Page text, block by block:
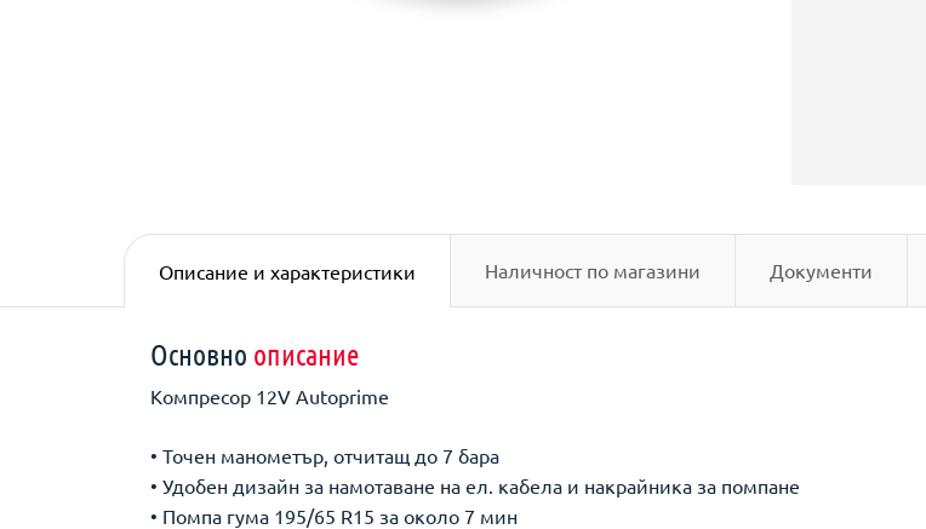
Описание и характеристики Наличност по магазини Документи
Основно описание
Компресор 12V Autoprime
• Точен манометър, отчитащ до 7 бара
• Удобен дизайн за намотаване на ел. кабела и накрайника за помпане
• Помпа гума 195/65 R15 за около 7 мин